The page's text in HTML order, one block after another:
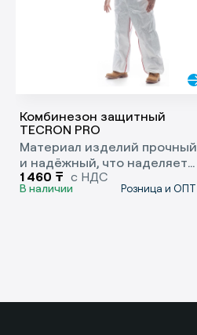
Комбинезон защитный
TECRON PRO
Материал изделий прочный
и надёжный, что наделяет
комбинезоны повышенной
износостойкостью.
1 460 ₸ с НДС
В наличии Розница и ОПТ